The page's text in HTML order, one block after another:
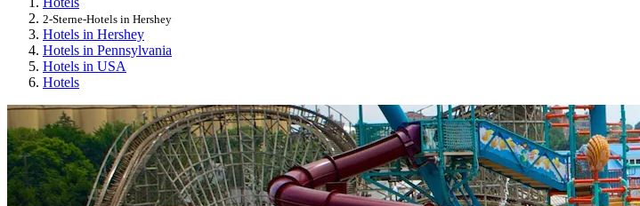
2-Sterne-Hotels in Hershey
Hotels in Hershey
Hotels in Pennsylvania
Hotels in USA
Hotels